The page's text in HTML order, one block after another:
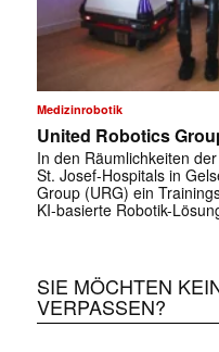
Medizinrobotik
United Robotics
In den Räumlichkeiten
St. Josef-Hospitals in
Group (URG) ein
KI-basierte Robotik-
SIE MÖCHTEN
VERPASSEN?